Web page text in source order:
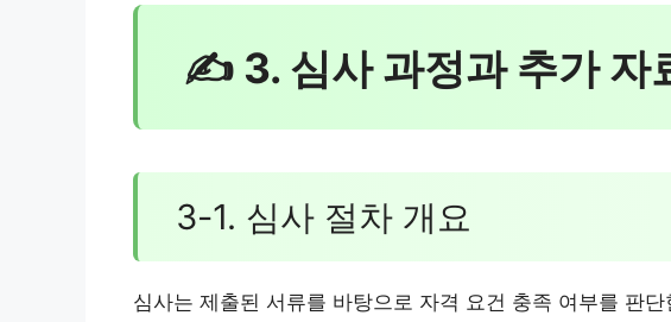
✍ 3. 심사 과정과 추가 자
3-1. 심사 절차 개요
심사는 제출된 서류를 바탕으로 자격 요건 충족 여부를 판